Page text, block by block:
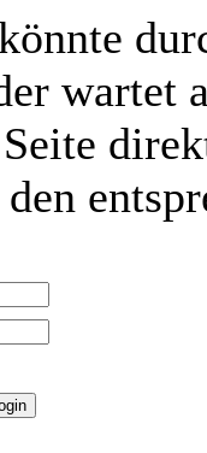
wartet